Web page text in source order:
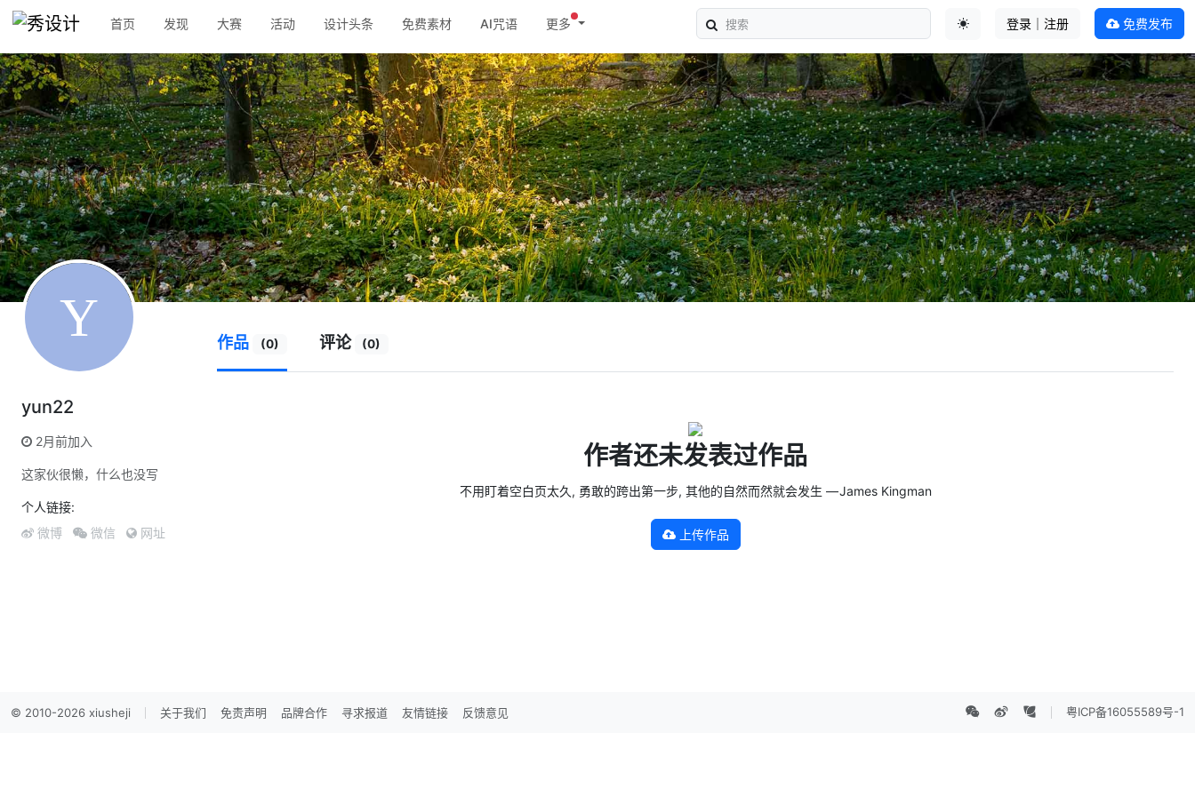
首页 发现 大赛 活动 设计头条 免费素材 AI咒语
更多
登录｜注册 免费发布
yun22
2月前加入
这家伙很懒，什么也没写
个人链接:
微博 微信 网址
作品 (0) 评论 (0)
作者还未发表过作品
不用盯着空白页太久, 勇敢的跨出第一步, 其他的自然而然就会发生 — James Kingman
上传作品
© 2010-2026 xiusheji 关于我们 免责声明 品牌合作 寻求报道 友情链接 反馈意见 粤ICP备16055589号-1